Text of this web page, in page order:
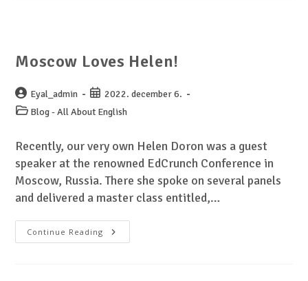
Moscow Loves Helen!
Eyal_admin
2022. december 6.
Blog - All About English
Recently, our very own Helen Doron was a guest
speaker at the renowned EdCrunch Conference in
Moscow, Russia. There she spoke on several panels
and delivered a master class entitled,…
Continue Reading